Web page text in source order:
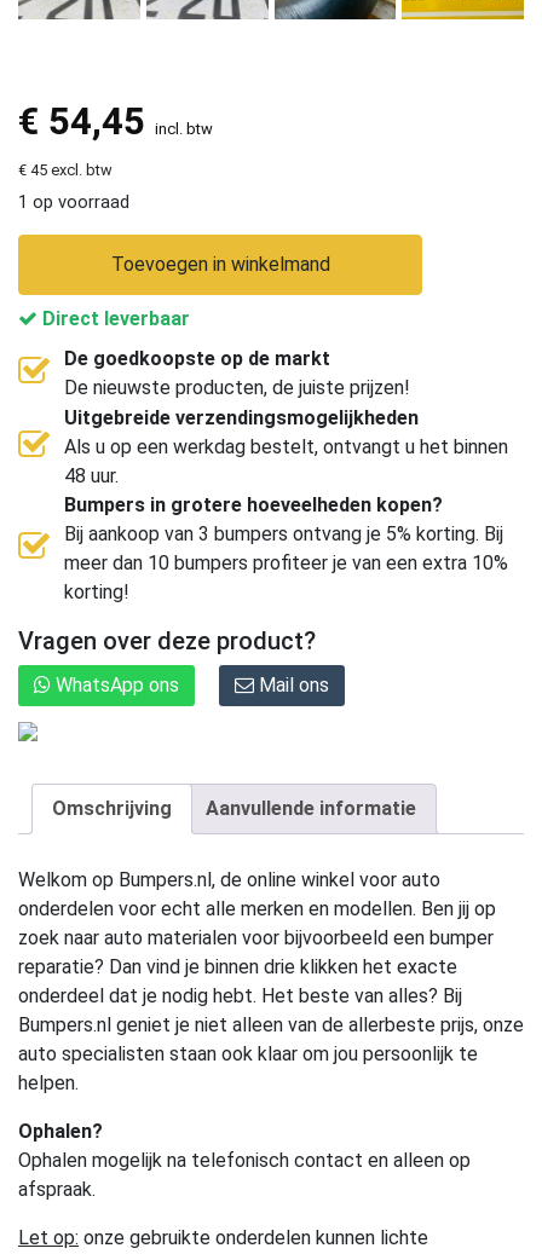
€ 54,45 incl. btw
€ 45 excl. btw
1 op voorraad
Toevoegen in winkelmand
Direct leverbaar
De goedkoopste op de markt
De nieuwste producten, de juiste prijzen!
Uitgebreide verzendingsmogelijkheden
Als u op een werkdag bestelt, ontvangt u het binnen
48 uur.
Bumpers in grotere hoeveelheden kopen?
Bij aankoop van 3 bumpers ontvang je 5% korting. Bij
meer dan 10 bumpers profiteer je van een extra 10%
korting!
Vragen over deze product?
WhatsApp ons Mail ons
Omschrijving Aanvullende informatie
Welkom op Bumpers.nl, de online winkel voor auto
onderdelen voor echt alle merken en modellen. Ben jij op
zoek naar auto materialen voor bijvoorbeeld een bumper
reparatie? Dan vind je binnen drie klikken het exacte
onderdeel dat je nodig hebt. Het beste van alles? Bij
Bumpers.nl geniet je niet alleen van de allerbeste prijs, onze
auto specialisten staan ook klaar om jou persoonlijk te
helpen.
Ophalen?
Ophalen mogelijk na telefonisch contact en alleen op
afspraak.
Let op: onze gebruikte onderdelen kunnen lichte